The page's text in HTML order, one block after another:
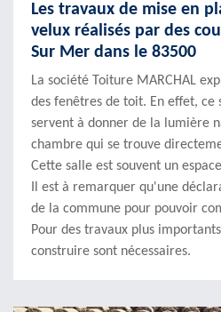
Les travaux de mise en
velux réalisés par des
Sur Mer dans le 83500
La société Toiture MARCHAL
des fenêtres de toit. En effet, ce
servent à donner de la lumière
chambre qui se trouve
Cette salle est souvent un
Il est à remarquer qu'une
de la commune pour pouvoir
Pour des travaux plus
construire sont nécessaires.